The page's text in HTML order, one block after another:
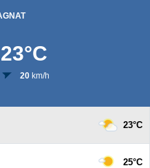
23°C
20km/h
23°C
25°C